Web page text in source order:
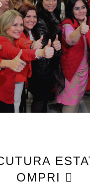
OMPRI 